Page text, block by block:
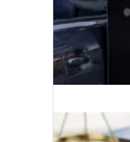
de
quitter
certains
parkings
?